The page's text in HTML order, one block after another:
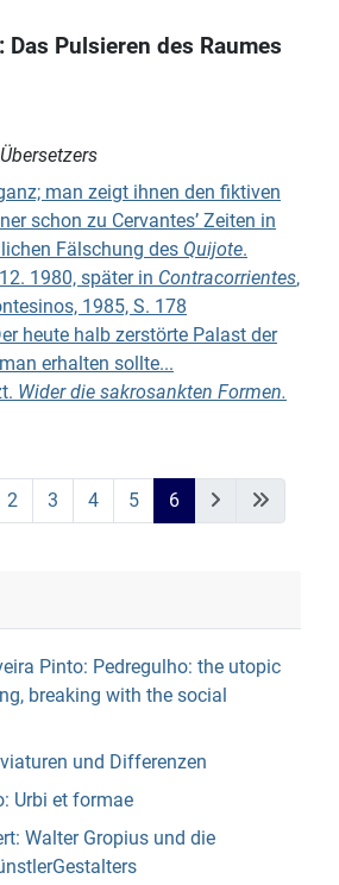
Pulsieren des Raumes
man zeigt ihnen den fiktiven
schon zu Cervantes’ Zeiten in
Fälschung des Quijote.
1980, später in Contracorrientes,
1985, S. 178
heute halb zerstörte Palast der
erhalten sollte...
Wider die sakrosankten Formen.
2 3 4 5 6
Pinto: Pedregulho: the utopic
breaking with the social
und Differenzen
Urbi et formae
Walter Gropius und die